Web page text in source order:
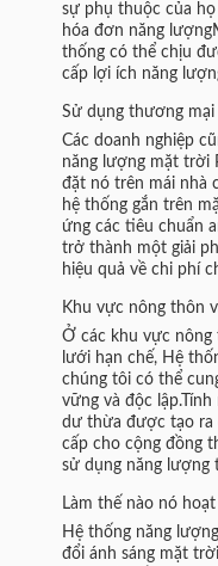
sự phụ thuộc của
hóa đơn năng
thống có thể chịu
cấp lợi ích năng
Sử dụng thương mại
Các doanh nghiệp
năng lượng mặt trời
đặt nó trên mái nhà
hệ thống gắn trên
ứng các tiêu chuẩn
trở thành một giải
hiệu quả về chi phí
Khu vực nông thôn
Ở các khu vực nông
lưới hạn chế, Hệ
chúng tôi có thể
vững và độc
dư thừa được tạo ra
cấp cho cộng đồng
sử dụng năng lượng
Làm thế nào nó
Hệ thống năng
đổi ánh sáng mặt